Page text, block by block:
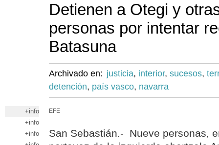
Detienen a Otegi y
personas por intentar
Batasuna
Archivado en: justicia, interior, sucesos,
detención, país vasco, navarra
+info
+info
+info
EFE
San Sebastián.- Nueve personas,